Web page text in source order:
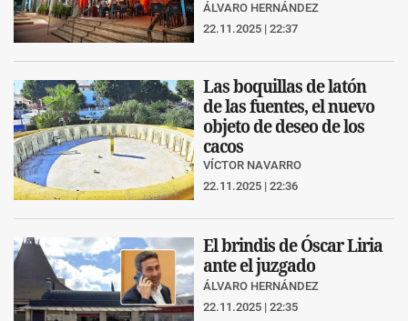
ÁLVARO HERNÁNDEZ
22.11.2025 | 22:37
Las boquillas de latón
de las fuentes, el nuevo
objeto de deseo de los
cacos
VÍCTOR NAVARRO
22.11.2025 | 22:36
El brindis de Óscar Liria
ante el juzgado
ÁLVARO HERNÁNDEZ
22.11.2025 | 22:35